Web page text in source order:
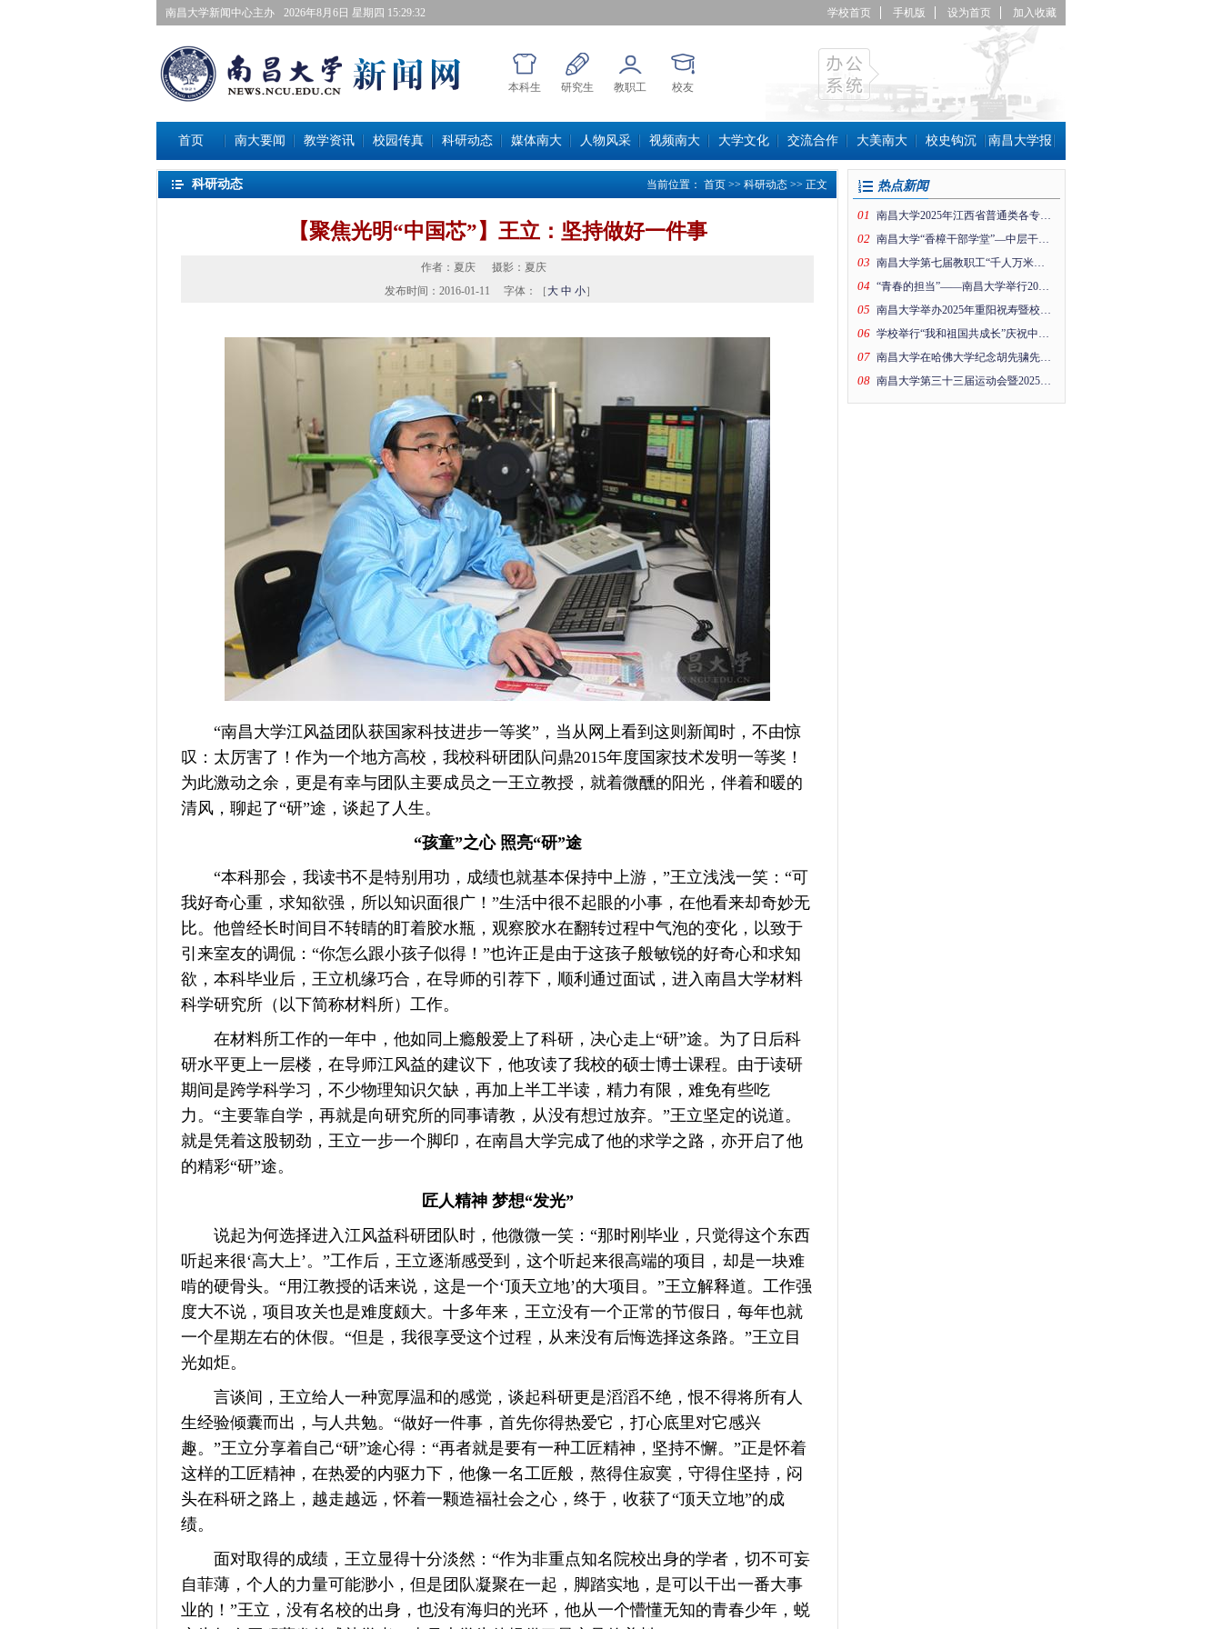
南昌大学新闻中心主办 2026年8月6日星期四 15:29:33 学校首页 手机版 设为首页 加入收藏
本科生 研究生 教职工 校友
首页 南大要闻 教学资讯 校园传真 科研动态 媒体南大 人物风采 视频南大 大学文化 交流合作 大美南大 校史钩沉 南昌大学报
科研动态 当前位置： 首页 >> 科研动态 >>正文
【聚焦光明“中国芯”】王立：坚持做好一件事
作者： 夏庆 摄影： 夏庆
发布时间： 2016-01-11 字体：［ 大 中 小］
“南昌大学江风益团队获国家科技进步一等奖”，当从网上看到这则新闻时，不由惊
叹：太厉害了！作为一个地方高校，我校科研团队问鼎2015年度国家技术发明一等奖！
为此激动之余，更是有幸与团队主要成员之一王立教授，就着微醺的阳光，伴着和暖的
清风，聊起了“研”途，谈起了人生。
“孩童”之心照亮“研”途
“本科那会，我读书不是特别用功，成绩也就基本保持中上游，”王立浅浅一笑：“可
我好奇心重，求知欲强，所以知识面很广！”生活中很不起眼的小事，在他看来却奇妙无
比。他曾经长时间目不转睛的盯着胶水瓶，观察胶水在翻转过程中气泡的变化，以致于
引来室友的调侃：“你怎么跟小孩子似得！”也许正是由于这孩子般敏锐的好奇心和求知
欲，本科毕业后，王立机缘巧合，在导师的引荐下，顺利通过面试，进入南昌大学材料
科学研究所（以下简称材料所）工作。
在材料所工作的一年中，他如同上瘾般爱上了科研，决心走上“研”途。为了日后科
研水平更上一层楼，在导师江风益的建议下，他攻读了我校的硕士博士课程。由于读研
期间是跨学科学习，不少物理知识欠缺，再加上半工半读，精力有限，难免有些吃
力。“主要靠自学，再就是向研究所的同事请教，从没有想过放弃。”王立坚定的说道。
就是凭着这股韧劲，王立一步一个脚印，在南昌大学完成了他的求学之路，亦开启了他
的精彩“研”途。
匠人精神梦想“发光”
说起为何选择进入江风益科研团队时，他微微一笑：“那时刚毕业，只觉得这个东西
听起来很‘高大上’。”工作后，王立逐渐感受到，这个听起来很高端的项目，却是一块难
啃的硬骨头。“用江教授的话来说，这是一个‘顶天立地’的大项目。”王立解释道。工作强
度大不说，项目攻关也是难度颇大。十多年来，王立没有一个正常的节假日，每年也就
一个星期左右的休假。“但是，我很享受这个过程，从来没有后悔选择这条路。”王立目
光如炬。
言谈间，王立给人一种宽厚温和的感觉，谈起科研更是滔滔不绝，恨不得将所有人
生经验倾囊而出，与人共勉。“做好一件事，首先你得热爱它，打心底里对它感兴
趣。”王立分享着自己“研”途心得：“再者就是要有一种工匠精神，坚持不懈。”正是怀着
这样的工匠精神，在热爱的内驱力下，他像一名工匠般，熬得住寂寞，守得住坚持，闷
头在科研之路上，越走越远，怀着一颗造福社会之心，终于，收获了“顶天立地”的成
绩。
面对取得的成绩，王立显得十分淡然：“作为非重点知名院校出身的学者，切不可妄
自菲薄，个人的力量可能渺小，但是团队凝聚在一起，脚踏实地，是可以干出一番大事
业的！”王立，没有名校的出身，也没有海归的光环，他从一个懵懂无知的青春少年，蜕
热点新闻
01 南昌大学2025年江西省普通类各专业组投档线公布！
02 南昌大学“香樟干部学堂”—中层干部趣味运动会
03 南昌大学第七届教职工“千人万米健身行”暨工会思政引领项目成果展活动在前湖校区举行
04 “青春的担当”——南昌大学举行2026年新年晚会
05 南昌大学举办2025年重阳祝寿暨校情通报会
06 学校举行“我和祖国共成长”庆祝中华人民共和国成立76周年升国旗仪式
07 南昌大学在哈佛大学纪念胡先骕先生活动上的纪念片
08 南昌大学第三十三届运动会暨2025年体育文化节开幕！